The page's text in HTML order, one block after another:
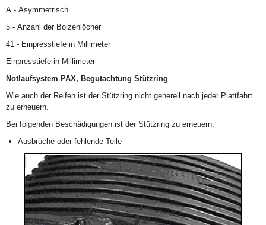
A - Asymmetrisch
5 - Anzahl der Bolzenlöcher
41 - Einpresstiefe in Millimeter
Einpresstiefe in Millimeter
Notlaufsystem PAX, Begutachtung Stützring
Wie auch der Reifen ist der Stützring nicht generell nach jeder Plattfahrt
zu erneuern.
Bei folgenden Beschädigungen ist der Stützring zu erneuern:
Ausbrüche oder fehlende Teile